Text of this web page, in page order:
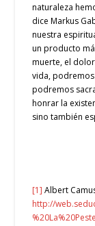
naturaleza
dice Markus
nuestra
un producto
muerte, el
vida,
podremos
honrar la
sino también
[1] Albert
http://